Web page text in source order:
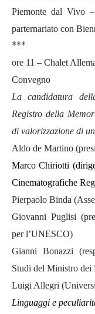
Piemonte dal Vivo
parternariato con
***
ore 11 – Chalet
Convegno
La candidatura
Registro della
di valorizzazione di
Aldo de Martino
Marco Chiriotti
Cinematografiche
Pierpaolo Binda
Giovanni Puglisi
per l’UNESCO)
Gianni Bonazzi
Studi del Ministro
Luigi Allegri
Linguaggi e